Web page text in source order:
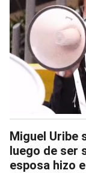
Miguel Uribe
luego de ser
esposa hizo